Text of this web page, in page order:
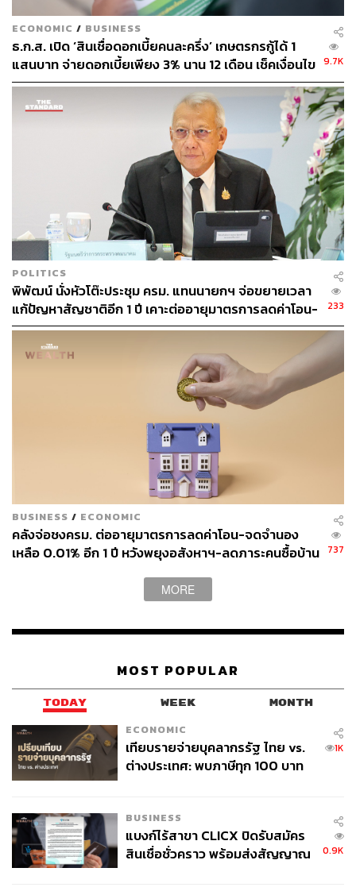
ECONOMIC / BUSINESS
ธ.ก.ส. เปิด ‘สินเชื่อดอกเบี้ยคนละครึ่ง’ เกษตรกรกู้ได้ 1
แสนบาท จ่ายดอกเบี้ยเพียง 3% นาน 12 เดือน เช็คเงื่อนไข
ที่นี่
9.7K
POLITICS
พิพัฒน์ นั่งหัวโต๊ะประชุม ครม. แทนนายกฯ จ่อขยายเวลา
แก้ปัญหาสัญชาติอีก 1 ปี เคาะต่ออายุมาตรการลดค่าโอน-
จดจำนอง 0.01%
233
BUSINESS / ECONOMIC
คลังจ่อชงครม. ต่ออายุมาตรการลดค่าโอน-จดจำนอง
เหลือ 0.01% อีก 1 ปี หวังพยุงอสังหาฯ-ลดภาระคนซื้อบ้าน
737
MORE
MOST POPULAR
TODAY WEEK MONTH
ECONOMIC
เทียบรายจ่ายบุคลากรรัฐ ไทย vs.
ต่างประเทศ: พบภาษีทุก 100 บาท
1K
BUSINESS
แบงก์ไร้สาขา CLICX ปิดรับสมัคร
สินเชื่อชั่วคราว พร้อมส่งสัญญาณ
0.9K